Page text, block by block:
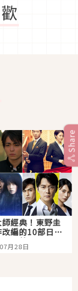
經典！東野圭
編的10部日本
品推薦
月28日
Share